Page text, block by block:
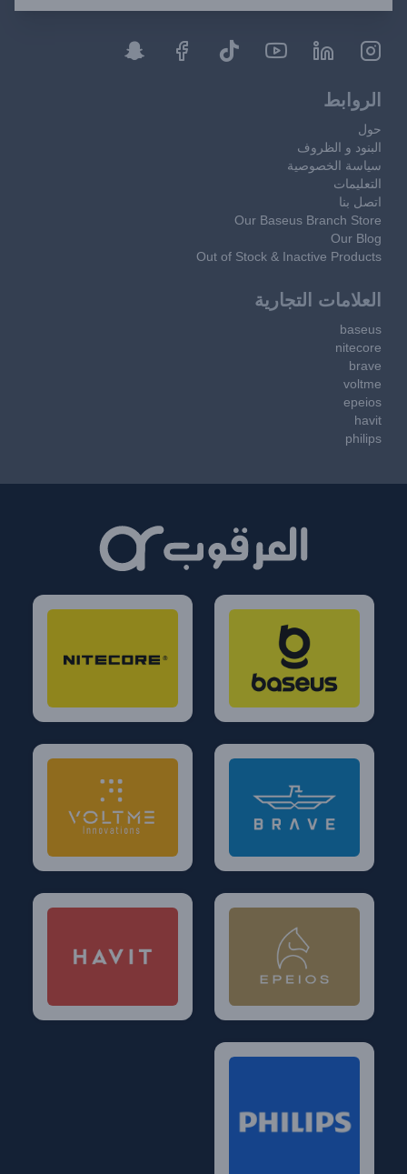
الروابط
حول
البنود و الظروف
سياسة الخصوصية
التعليمات
اتصل بنا
Our Baseus Branch Store
Our Blog
Out of Stock & Inactive Products
العلامات التجارية
baseus
nitecore
brave
voltme
epeios
havit
philips